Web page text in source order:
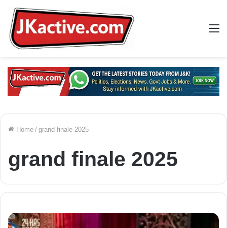
Home / grand finale 2025
grand finale 2025